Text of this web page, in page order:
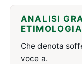
ANALISI
Che denota
voce a.